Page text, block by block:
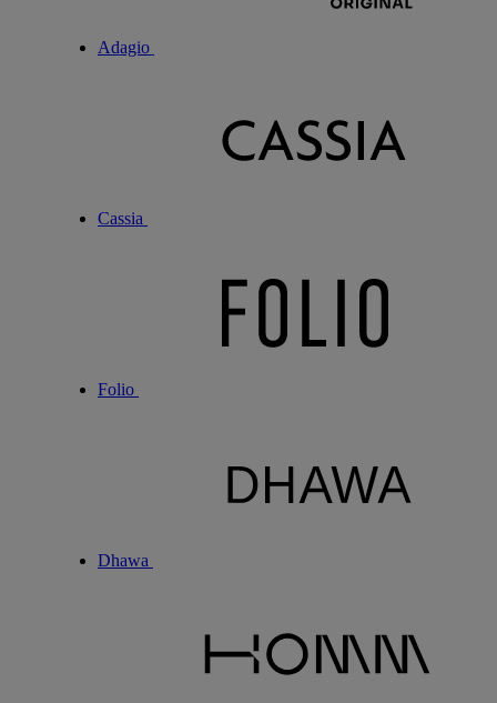
Adagio
Cassia
Folio
Dhawa